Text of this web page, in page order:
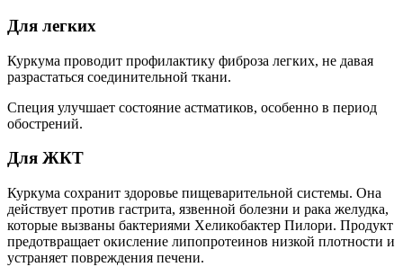
Для легких
Куркума проводит профилактику фиброза легких, не давая
разрастаться соединительной ткани.
Специя улучшает состояние астматиков, особенно в период
обострений.
Для ЖКТ
Куркума сохранит здоровье пищеварительной системы. Она
действует против гастрита, язвенной болезни и рака желудка,
которые вызваны бактериями Хеликобактер Пилори. Продукт
предотвращает окисление липопротеинов низкой плотности и
устраняет повреждения печени.